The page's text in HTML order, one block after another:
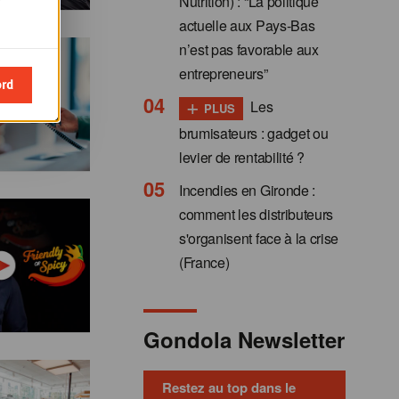
actuelle aux Pays-Bas
n’est pas favorable aux
entrepreneurs”
+ PLUS
Les
brumisateurs : gadget ou
levier de rentabilité ?
Incendies en Gironde :
comment les distributeurs
s'organisent face à la crise
(France)
Gondola Newsletter
Restez au top dans le